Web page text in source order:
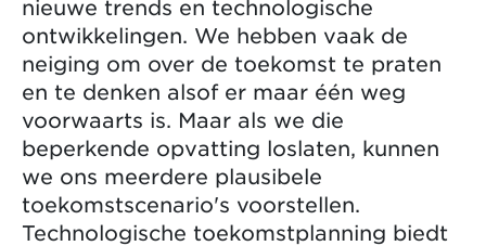
nieuwe trends en technologische
ontwikkelingen. We hebben vaak de
neiging om over de toekomst te praten
en te denken alsof er maar één weg
voorwaarts is. Maar als we die
beperkende opvatting loslaten, kunnen
we ons meerdere plausibele
toekomstscenario's voorstellen.
Technologische toekomstplanning biedt